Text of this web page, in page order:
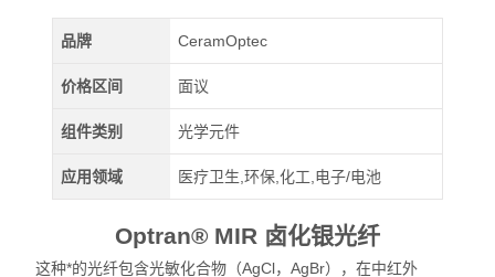
品牌 CeramOptec
价格区间 面议
组件类别 光学元件
应用领域 医疗卫生,环保,化工,电子/电池
Optran® MIR 卤化银光纤
这种*的光纤包含光敏化合物（AgCl，AgBr），在中红外